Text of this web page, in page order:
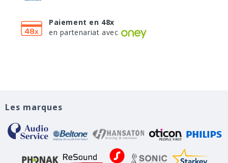
Paiement en 48x
en partenariat avec
Les marques